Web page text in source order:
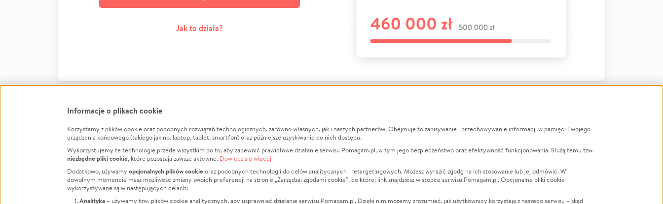
Jak to działa?
FacebookTwitter Instagram
LinkedInTikTok Youtube
Informacje
Jak to działa?
Regulamin
Polityka Prywatności
O nas
Opinie
Raporty
Za darmo
Zbieraj na
Leczenie
Zwierzęta
Pożar
LGBTQ+
Powódź
Wichura
Informacje o plikach cookie
Korzystamy z plików cookie oraz podobnych rozwiązań technologicznych, zarówno własnych, jak i naszych partnerów. Obejmuje to zapisywanie i przechowywanie informacji w pamięci Twojego
urządzenia końcowego (takiego jak np. laptop, tablet, smartfon) oraz późniejsze uzyskiwanie do nich dostępu.
Wykorzystujemy te technologie przede wszystkim po to, aby zapewnić prawidłowe działanie serwisu Pomagam.pl, w tym jego bezpieczeństwo oraz efektywność funkcjonowania. Służą temu tzw.
niezbędne pliki cookie, które pozostają zawsze aktywne. Dowiedz się więcej
Dodatkowo, używamy opcjonalnych plików cookieoraz podobnych technologii do celów analitycznych i retargetingowych. Możesz wyrazić zgodę na ich stosowanie lub jej odmówić. W
dowolnym momencie masz możliwość zmiany swoich preferencji na stronie „Zarządzaj zgodami cookie”, do której link znajdziesz w stopce serwisu Pomagam.pl. Opcjonalne pliki cookie
wykorzystywane są w następujących celach:
Analityka – używamy tzw. plików cookie analitycznych, aby usprawniać działanie serwisu Pomagam.pl. Dzięki nim możemy zrozumieć, jak użytkownicy korzystają z naszego serwisu – skąd